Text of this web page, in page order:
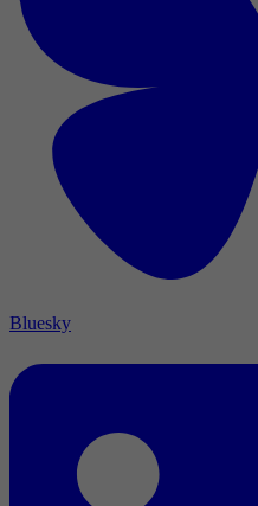
Bluesky